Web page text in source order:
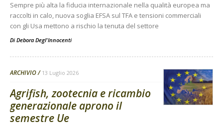
Sempre più alta la fiducia internazionale nella qualità europea ma
raccolti in calo, nuova soglia EFSA sul TFA e tensioni commerciali
con gli Usa mettono a rischio la tenuta del settore
Di Debora Degl'Innocenti
ARCHIVIO 13 Luglio 2026
Agrifish, zootecnia e ricambio
generazionale aprono il
semestre Ue